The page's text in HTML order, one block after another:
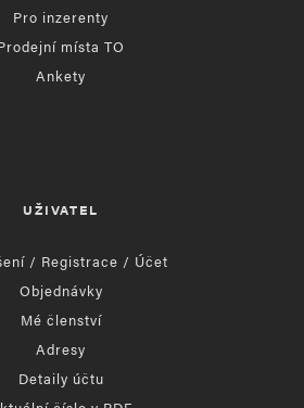
Pro inzerenty
místa TO
Ankety
UŽIVATEL
/ Registrace / Účet
Objednávky
Mé členství
Adresy
Detaily účtu